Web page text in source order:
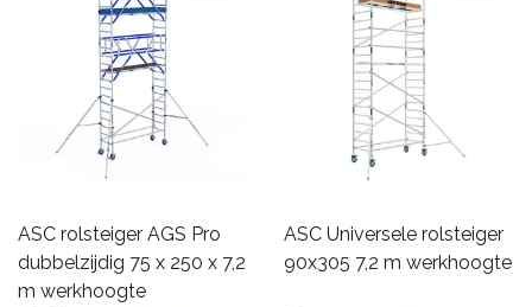
ASC rolsteiger AGS Pro
dubbelzijdig 75 x 250 x 7,2
m werkhoogte
ASC Universele rolsteiger
90x305 7,2 m werkhoogte